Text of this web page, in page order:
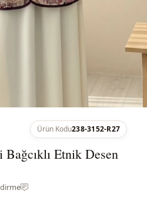
Ürün Kodu238-3152-R27
Etnik Desen